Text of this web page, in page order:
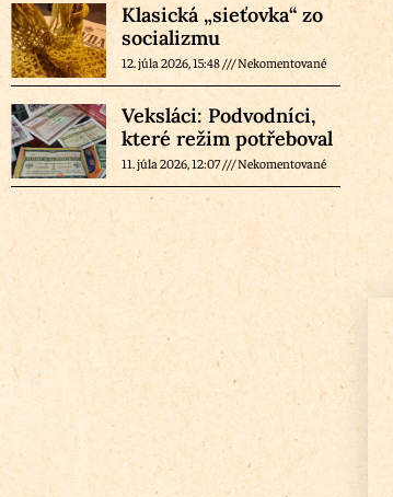
Klasická „sieťovka“ zo
socializmu
12. júla 2026, 15:48 Nekomentované
Veksláci: Podvodníci,
které režim potřeboval
11. júla 2026, 12:07 Nekomentované